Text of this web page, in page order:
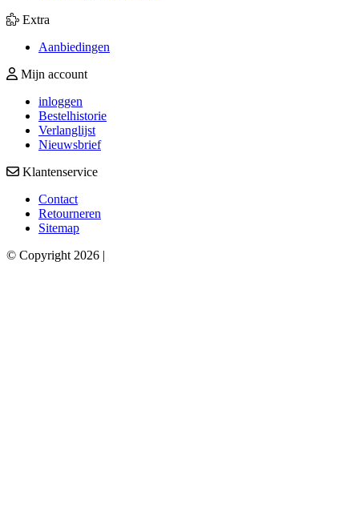
Extra
Aanbiedingen
Mijn account
inloggen
Bestelhistorie
Verlanglijst
Nieuwsbrief
Klantenservice
Contact
Retourneren
Sitemap
© Copyright 2026 |